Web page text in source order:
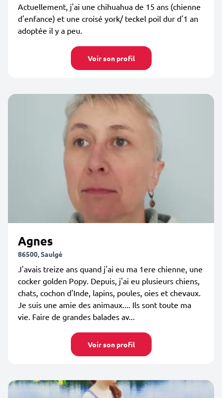
Actuellement, j'ai une chihuahua de 15 ans (chienne
d'enfance) et une croisé york/ teckel poil dur d'1 an
adoptée il y a peu.
Voir son profil
Agnes
86500, Saulgé
J'avais treize ans quand j'ai eu ma 1ere chienne, une
cocker golden Popy. Depuis, j'ai eu plusieurs chiens,
chats, cochon d'Inde, lapins, poules, oies et chevaux.
Je suis une amie des animaux.... Ils sont toute ma
vie. Faire de grandes balades av...
Voir son profil